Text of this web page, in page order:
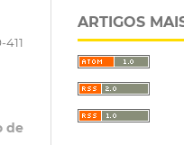
de
ARTIGOS